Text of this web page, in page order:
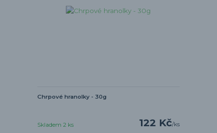
Chrpové hranolky - 30g
122 Kč/ks
Skladem 2 ks